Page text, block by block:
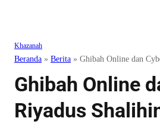
Khazanah
Beranda » Berita » Ghibah Online dan
Ghibah Online
Riyadus